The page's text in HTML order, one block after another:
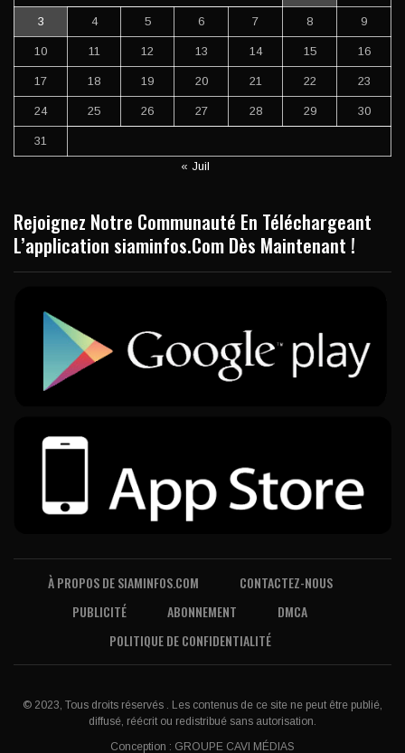
3 4 5 6 7 8 9
10 11 12 13 14 15 16
17 18 19 20 21 22 23
24 25 26 27 28 29 30
31
« Juil
Rejoignez Notre Communauté En Téléchargeant
L’application siaminfos.Com Dès Maintenant !
À PROPOS DE SIAMINFOS.COM
CONTACTEZ-NOUS
PUBLICITÉ
ABONNEMENT
DMCA
POLITIQUE DE CONFIDENTIALITÉ
© 2023, Tous droits réservés . Les contenus de ce site ne peut être publié,
diffusé, réécrit ou redistribué sans autorisation.
Conception : GROUPE CAVI MÉDIAS